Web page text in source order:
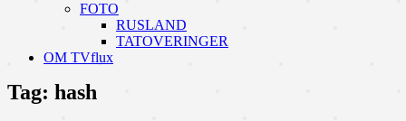
FOTO
RUSLAND
TATOVERINGER
OM TVflux
Tag: hash